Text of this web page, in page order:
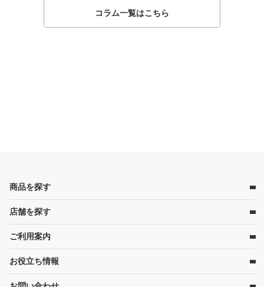
コラム一覧はこちら
商品を探す
ベビー用品
ベビーベッド
ベビーマットレス・ベビー布団
チャイルドシート
ハイローチェア・ベビーチェア
店舗を探す
店舗検索
ご利用案内
レンタルの流れ
お役立ち情報